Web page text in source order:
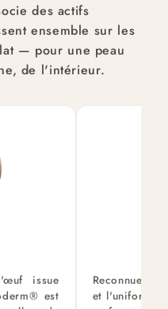
des actifs
ensemble sur les
— pour une peau
de l'intérieur.
issue
est
Reconnue
et